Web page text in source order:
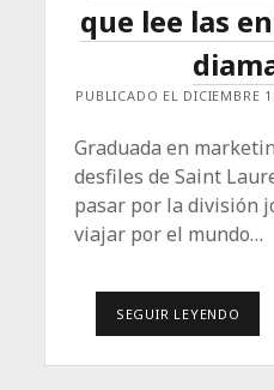
que lee las
PUBLICADO EL DICIEMBRE
Graduada en
desfiles de Saint
pasar por la división
viajar por el mundo…
SEGUIR LEYENDO